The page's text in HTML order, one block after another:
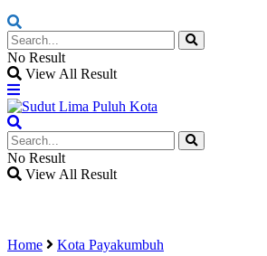
No Result
View All Result
No Result
View All Result
Home Kota Payakumbuh